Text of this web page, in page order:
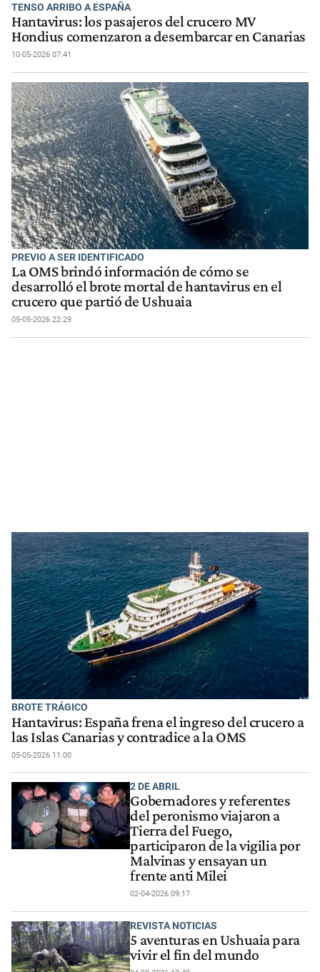
TENSO ARRIBO A ESPAÑA
Hantavirus: los pasajeros del crucero MV
Hondius comenzaron a desembarcar en Canarias
10-05-2026 07:41
PREVIO A SER IDENTIFICADO
La OMS brindó información de cómo se
desarrolló el brote mortal de hantavirus en el
crucero que partió de Ushuaia
05-05-2026 22:29
BROTE TRÁGICO
Hantavirus: España frena el ingreso del crucero a
las Islas Canarias y contradice a la OMS
05-05-2026 11:00
2 DE ABRIL
Gobernadores y referentes
del peronismo viajaron a
Tierra del Fuego,
participaron de la vigilia por
Malvinas y ensayan un
frente anti Milei
02-04-2026 09:17
REVISTA NOTICIAS
5 aventuras en Ushuaia para
vivir el fin del mundo